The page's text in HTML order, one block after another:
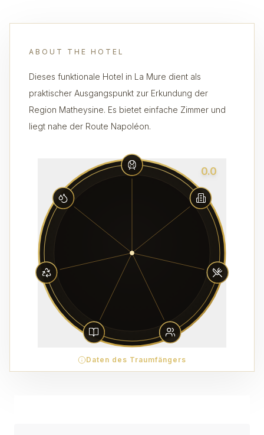
ABOUT THE HOTEL
Dieses funktionale Hotel in La Mure dient als
praktischer Ausgangspunkt zur Erkundung der
Region Matheysine. Es bietet einfache Zimmer und
liegt nahe der Route Napoléon.
0.0
Daten des Traumfängers